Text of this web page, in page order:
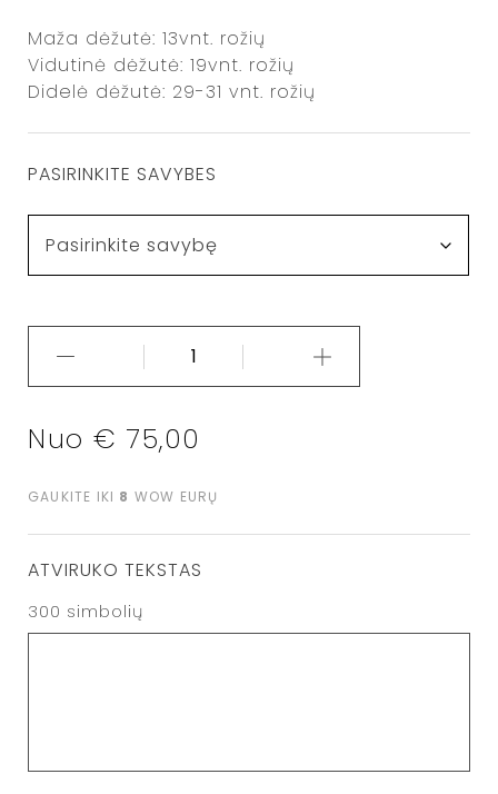
Maža dėžutė: 13vnt. rožių
Vidutinė dėžutė: 19vnt. rožių
Didelė dėžutė: 29-31 vnt. rožių
PASIRINKITE SAVYBES
Nuo € 75,00
GAUKITE IKI 8 WOW EURŲ
ATVIRUKO TEKSTAS
300 simbolių